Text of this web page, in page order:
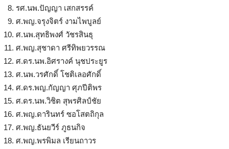
รศ.นพ.ปัญญา เสกสรรค์
ศ.พญ.จรุงจิตร์ งามไพบูลย์
ศ.นพ.สุทธิพงศ์ วัชรสินธุ
ศ.พญ.สุชาดา ศรีทิพยวรรณ
ศ.ดร.นพ.อิศรางค์ นุชประยูร
ศ.นพ.วรศักดิ์ โชติเลอศักดิ์
ศ.ดร.พญ.กัญญา ศุภปีติพร
ศ.ดร.นพ.วิชิต สุพรศิลป์ชัย
ศ.พญ.ดารินทร์ ซอโสตถิกุล
ศ.พญ.ธันยวีร์ ภูธนกิจ
ศ.พญ.พรพิมล เรียนถาวร